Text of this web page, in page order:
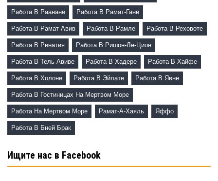
Работа В Раанане Работа В Рамат-Гане
Работа В Рамат Авив Работа В Рамле Работа В Реховоте
Работа В Ринатия Работа В Ришон-Ле-Цион
Работа В Тель-Авиве Работа В Хадере Работа В Хайфе
Работа В Холоне Работа В Эйлате Работа В Явне
Работа В Гостиницах На Мертвом Море
Работа На Мертвом Море Рамат-А-Хаяль Яффо
Работа В Бней Брак
Ищите нас в Facebook